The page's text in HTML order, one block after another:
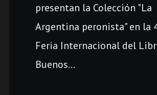
presentan la Colección "La
Argentina peronista" en la
Feria Internacional del
Buenos...